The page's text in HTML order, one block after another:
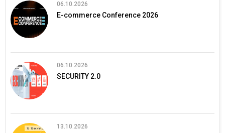
06.10.2026
E-commerce Conference 2026
06.10.2026
SECURITY 2.0
13.10.2026